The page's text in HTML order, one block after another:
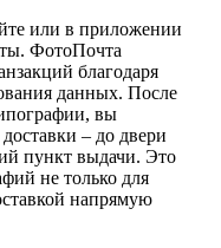
или в приложении
ФотоПочта
благодаря
данных. После
вы
– до двери
пункт выдачи. Это
не только для
напрямую